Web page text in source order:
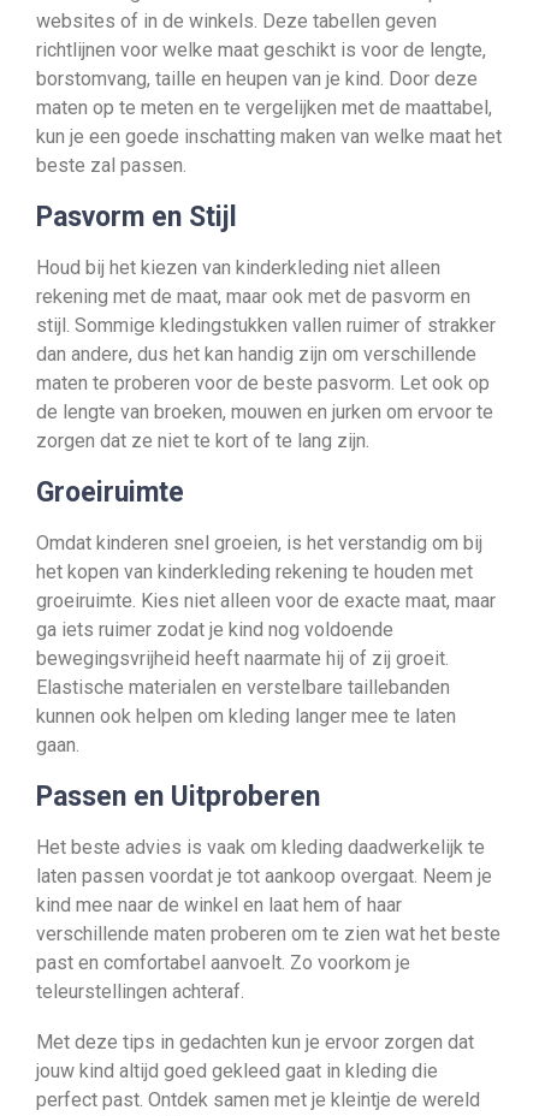
websites of in de winkels. Deze tabellen geven
richtlijnen voor welke maat geschikt is voor de lengte,
borstomvang, taille en heupen van je kind. Door deze
maten op te meten en te vergelijken met de maattabel,
kun je een goede inschatting maken van welke maat het
beste zal passen.
Pasvorm en Stijl
Houd bij het kiezen van kinderkleding niet alleen
rekening met de maat, maar ook met de pasvorm en
stijl. Sommige kledingstukken vallen ruimer of strakker
dan andere, dus het kan handig zijn om verschillende
maten te proberen voor de beste pasvorm. Let ook op
de lengte van broeken, mouwen en jurken om ervoor te
zorgen dat ze niet te kort of te lang zijn.
Groeiruimte
Omdat kinderen snel groeien, is het verstandig om bij
het kopen van kinderkleding rekening te houden met
groeiruimte. Kies niet alleen voor de exacte maat, maar
ga iets ruimer zodat je kind nog voldoende
bewegingsvrijheid heeft naarmate hij of zij groeit.
Elastische materialen en verstelbare taillebanden
kunnen ook helpen om kleding langer mee te laten
gaan.
Passen en Uitproberen
Het beste advies is vaak om kleding daadwerkelijk te
laten passen voordat je tot aankoop overgaat. Neem je
kind mee naar de winkel en laat hem of haar
verschillende maten proberen om te zien wat het beste
past en comfortabel aanvoelt. Zo voorkom je
teleurstellingen achteraf.
Met deze tips in gedachten kun je ervoor zorgen dat
jouw kind altijd goed gekleed gaat in kleding die
perfect past. Ontdek samen met je kleintje de wereld